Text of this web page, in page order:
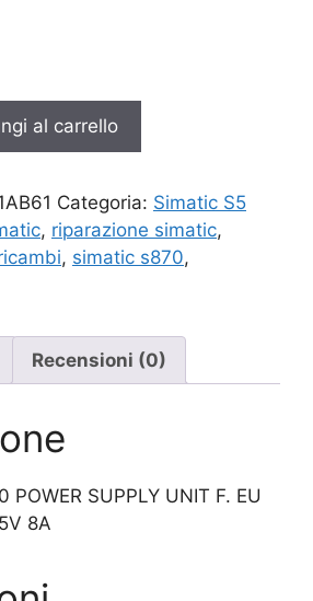
al carrello
Categoria: Simatic S5
, riparazione simatic,
, simatic s870,
Recensioni (0)
POWER SUPPLY UNIT F. EU
8A